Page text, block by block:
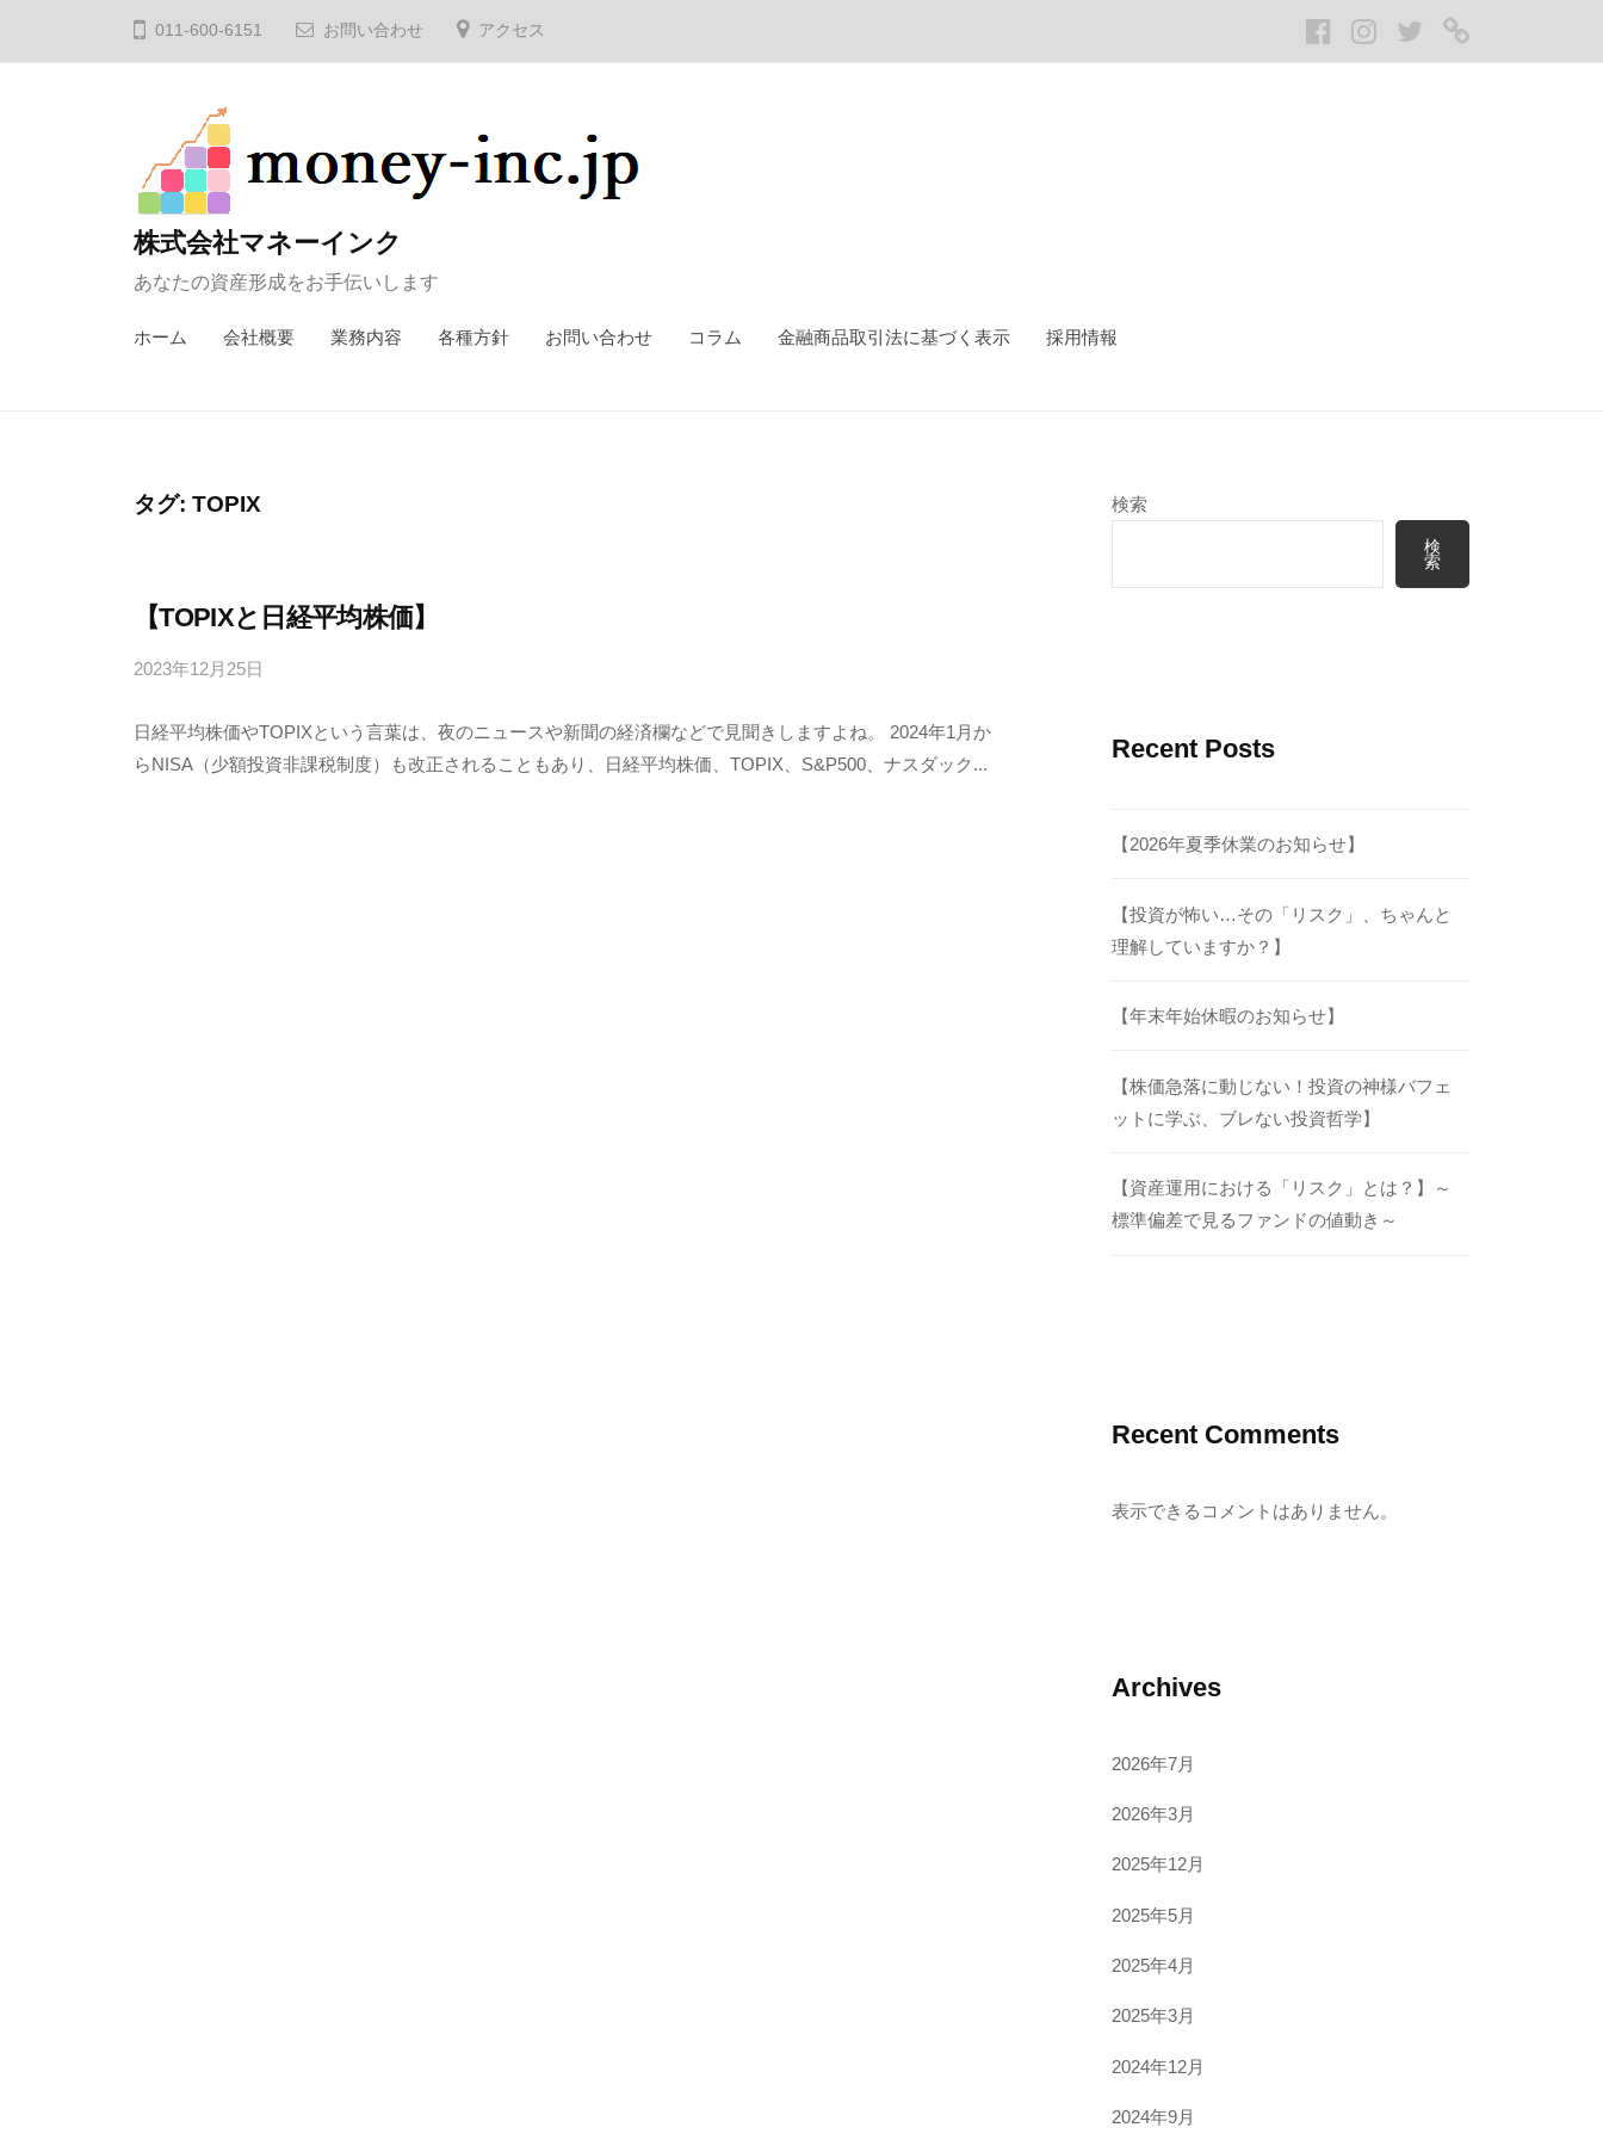
011-600-6151 お問い合わせ アクセス Facebook
Instagram
twitterLINE
株式会社マネーインク
あなたの資産形成をお手伝いします
ホーム 会社概要 業務内容 各種方針 お問い合わせ コラム 金融商品取引法に基づく表示 採用情報
タグ: TOPIX
【TOPIXと日経平均株価】
2023年12月25日
4
6
日経平均株価やTOPIXという言葉は、夜のニュースや新聞の経済欄などで見聞きしますよね。 2024年1月か
らNISA（少額投資非課税制度）も改正されることもあり、日経平均株価、TOPIX、S&P500、ナスダック...
検索
検
索
Recent Posts
【2026年夏季休業のお知らせ】
【投資が怖い…その「リスク」、ちゃんと
理解していますか？】
【年末年始休暇のお知らせ】
【株価急落に動じない！投資の神様バフェ
ットに学ぶ、ブレない投資哲学】
【資産運用における「リスク」とは？】～
標準偏差で見るファンドの値動き～
Recent Comments
表示できるコメントはありません。
Archives
2026年7月
2026年3月
2025年12月
2025年5月
2025年4月
2025年3月
2024年12月
2024年9月